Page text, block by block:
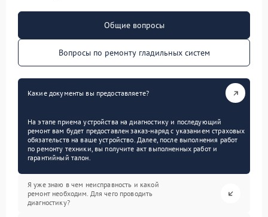
Общие вопросы
Вопросы по ремонту гладильных систем
Какие документы вы предоставляете?
На этапе приема устройства на диагностику и последующий
ремонт вам будет предоставлен заказ-наряд с указанием страховых
обязательств на ваше устройство. Далее, после выполнения работ
по ремонту техники, вы получите акт выполненных работ и
гарантийный талон.
Я уже знаю в чем неисправность и какой
ремонт необходим. Для чего проводить
диагностику?